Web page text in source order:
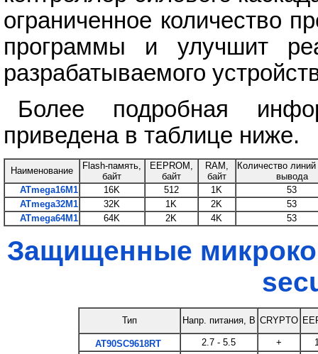
ограниченное количество
программы и улучшит
разрабатываемого
Более подробная
приведена в таблице ниже.
Наименование
Flash-память,
байт
EEPROM,
байт
RAM,
байт
Количество
вывода
ATmega16M1
16K 512 1K
53
ATmega32M1
32K 1K 2K
53
ATmega64M1
64K 2K 4K 53
Защищенные
Тип Напр. питания, В CRYPTO
AT90SC9618RT 2.7 - 5.5 +